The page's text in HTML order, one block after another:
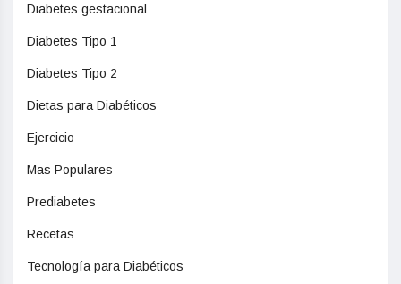
Diabetes gestacional
Diabetes Tipo 1
Diabetes Tipo 2
Dietas para Diabéticos
Ejercicio
Mas Populares
Prediabetes
Recetas
Tecnología para Diabéticos